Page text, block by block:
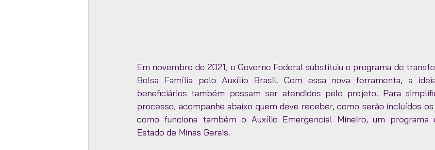
Em novembro de 2021, o Governo Federal substituiu o programa de
Bolsa Família pelo Auxílio Brasil. Com essa nova ferramenta, a
beneficiários também possam ser atendidos pelo projeto. Para
processo, acompanhe abaixo quem deve receber, como serão incluídos
como funciona também o Auxílio Emergencial Mineiro, um programa
Estado de Minas Gerais.